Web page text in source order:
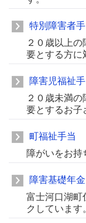
特別障害者
２０歳以上
要とする方に
障害児福祉
２０歳未満
要とするお子
町福祉手当
障がいをお持
障害基礎年金
富士河口湖町
クしています